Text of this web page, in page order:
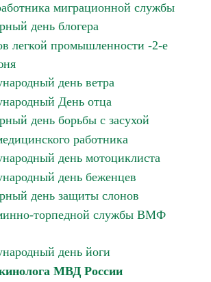
миграционной службы
день блогера
легкой промышленности -2-е
день ветра
День отца
день борьбы с засухой
работника
день мотоциклиста
день беженцев
день защиты слонов
торпедной службы ВМФ
день йоги
МВД России